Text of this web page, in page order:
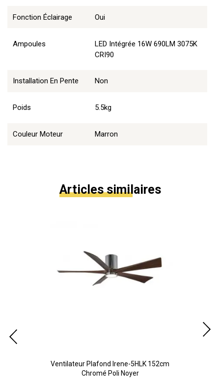
Fonction Éclairage Oui
Ampoules
LED Intégrée 16W 690LM 3075K
CRI90
Installation En Pente Non
Poids 5.5kg
Couleur Moteur Marron
Articles similaires
Ventilateur Plafond Irene-5HLK 152cm
Chromé Poli Noyer